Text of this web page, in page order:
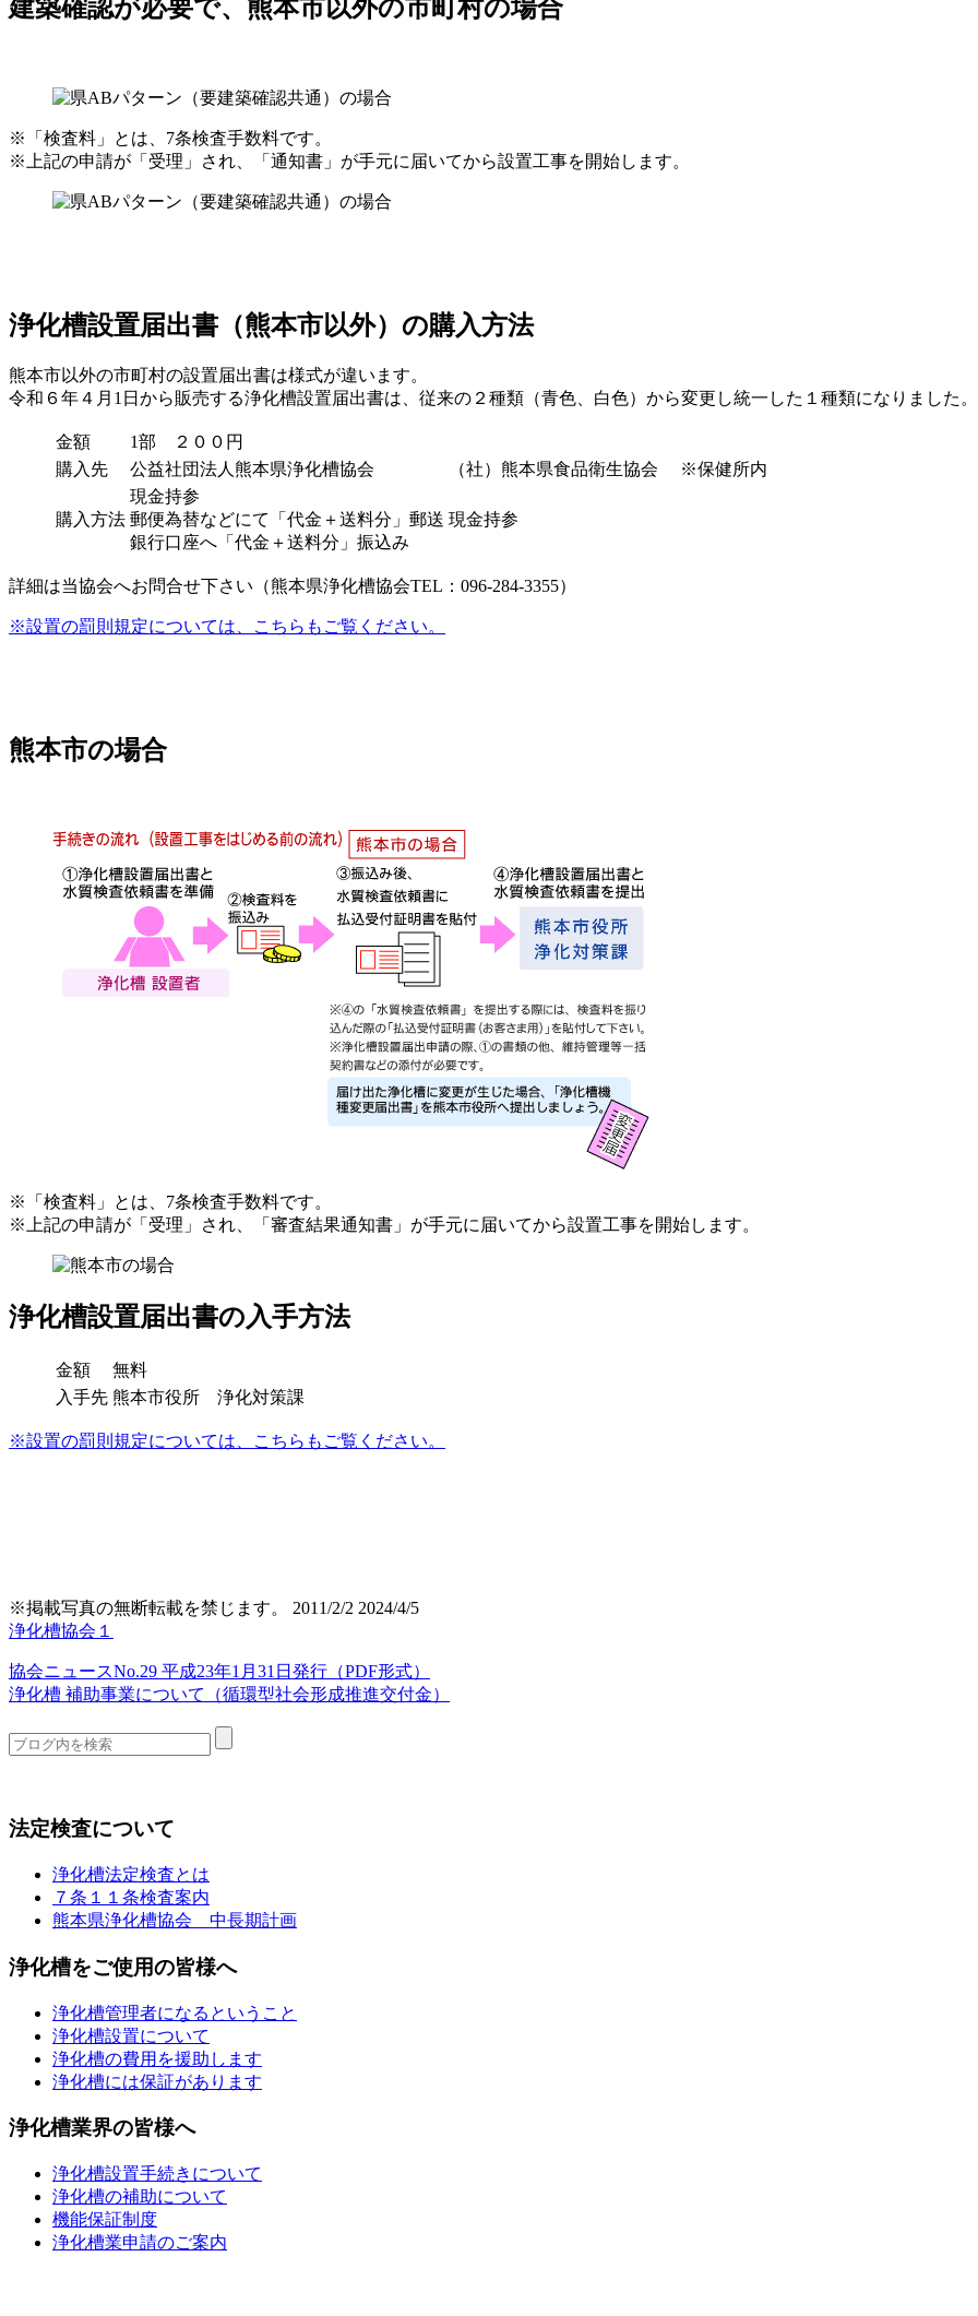
建築確認が必要で、熊本市以外の市町村の場合
※「検査料」とは、7条検査手数料です。
※上記の申請が「受理」され、「通知書」が手元に届いてから設置工事を開始します。
浄化槽設置届出書（熊本市以外）の購入方法
熊本市以外の市町村の設置届出書は様式が違います。
令和６年４月1日から販売する浄化槽設置届出書は、従来の２種類（青色、白色）から変更し統一した１種類になりました。
金額
1部 ２００円
購入先
公益社団法人熊本県浄化槽協会 （社）熊本県食品衛生協会 ※保健所内
購入方法
現金持参
郵便為替などにて「代金＋送料分」郵送
銀行口座へ「代金＋送料分」振込み
現金持参
詳細は当協会へお問合せ下さい（熊本県浄化槽協会TEL：096-284-3355）
※設置の罰則規定については、こちらもご覧ください。
熊本市の場合
※「検査料」とは、7条検査手数料です。
※上記の申請が「受理」され、「審査結果通知書」が手元に届いてから設置工事を開始します。
浄化槽設置届出書の入手方法
金額
無料
入手先 熊本市役所 浄化対策課
※設置の罰則規定については、こちらもご覧ください。
※掲載写真の無断転載を禁じます。 2011/2/2 2024/4/5
浄化槽協会１
協会ニュースNo.29 平成23年1月31日発行（PDF形式）
浄化槽 補助事業について（循環型社会形成推進交付金）
法定検査について
浄化槽法定検査とは
７条１１条検査案内
熊本県浄化槽協会 中長期計画
浄化槽をご使用の皆様へ
浄化槽管理者になるということ
浄化槽設置について
浄化槽の費用を援助します
浄化槽には保証があります
浄化槽業界の皆様へ
浄化槽設置手続きについて
浄化槽の補助について
機能保証制度
浄化槽業申請のご案内